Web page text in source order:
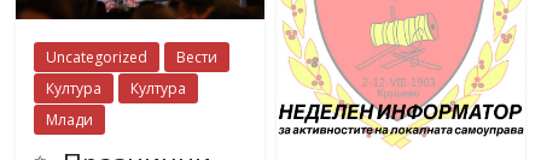
Uncategorized
Вести
Култура
Култура
Млади